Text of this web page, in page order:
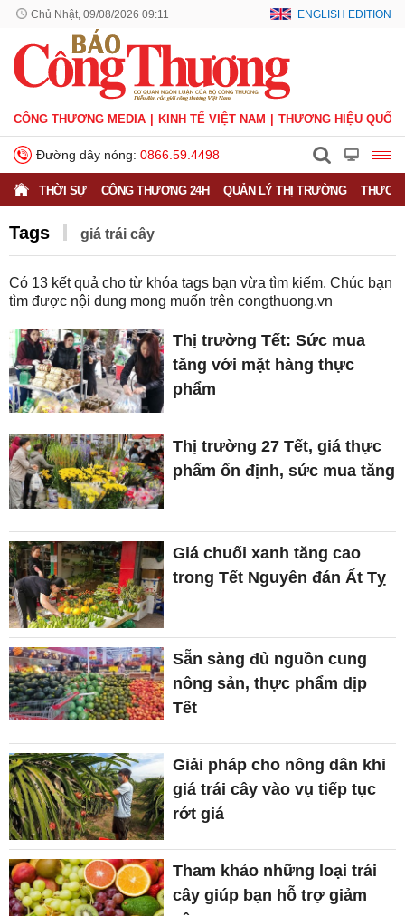
Chủ Nhật, 09/08/2026 09:11 ENGLISH EDITION
CÔNG THƯƠNG MEDIA KINH TẾ VIỆT NAM THƯƠNG HIỆU QUỐC
Đường dây nóng: 0866.59.4498
THỜI SỰ CÔNG THƯƠNG 24H QUẢN LÝ THỊ TRƯỜNG
Tags giá trái cây
Có 13 kết quả cho từ khóa tags bạn vừa tìm kiếm. Chúc bạn
tìm được nội dung mong muốn trên congthuong.vn
Thị trường Tết: Sức mua
tăng với mặt hàng thực
phẩm
Thị trường 27 Tết, giá thực
phẩm ổn định, sức mua tăng
Giá chuối xanh tăng cao
trong Tết Nguyên đán Ất Tỵ
Sẵn sàng đủ nguồn cung
nông sản, thực phẩm dịp
Tết
Giải pháp cho nông dân khi
giá trái cây vào vụ tiếp tục
rớt giá
Tham khảo những loại trái
cây giúp bạn hỗ trợ giảm